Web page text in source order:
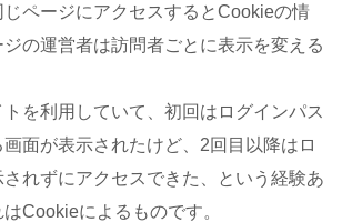
ページにアクセスするとCookieの情
の運営者は訪問者ごとに表示を変える
を利用していて、初回はログインパス
面が表示されたけど、2回目以降はロ
れずにアクセスできた、という経験あ
Cookieによるものです。